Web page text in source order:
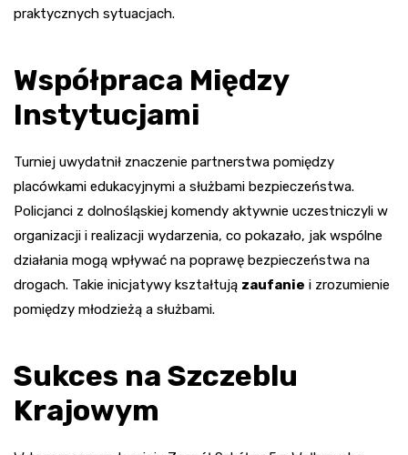
praktycznych sytuacjach.
Współpraca Między
Instytucjami
Turniej uwydatnił znaczenie partnerstwa pomiędzy
placówkami edukacyjnymi a służbami bezpieczeństwa.
Policjanci z dolnośląskiej komendy aktywnie uczestniczyli w
organizacji i realizacji wydarzenia, co pokazało, jak wspólne
działania mogą wpływać na poprawę bezpieczeństwa na
drogach. Takie inicjatywy kształtują zaufanie i zrozumienie
pomiędzy młodzieżą a służbami.
Sukces na Szczeblu
Krajowym